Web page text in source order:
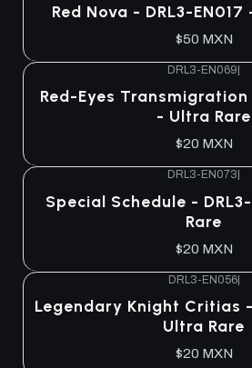
Red Nova - DRL3-
$50 MXN
DRL3-EN069
Red-Eyes Transmigration
- Ultra Rare
$20 MXN
DRL3-EN073
Special Schedule -
Rare
$20 MXN
DRL3-EN056|
Legendary Knight Critias
Ultra Rare
$20 MXN